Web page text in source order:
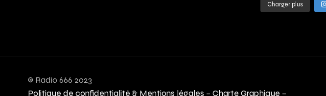
Charger plus
© Radio 666 2023
Politique de confidentialité & Mentions légales – Charte Graphique –